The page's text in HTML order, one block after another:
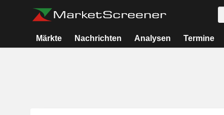
Märkte Nachrichten Analysen Termine